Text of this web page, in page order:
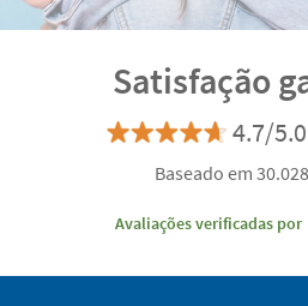
Satisfação
4.7/
Baseado em
Avaliações verificadas por